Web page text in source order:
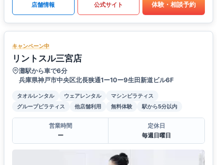
店舗情報 公式サイト 体験・相談予約
キャンペーン中
リントスル三宮店
灘駅から車で6分
兵庫県神戸市中央区北長狭通1ー10ー9生田新道ビル6F
タオルレンタル ウェアレンタル
マシンピラティス
グループピラティス
他店舗利用 無料体験 駅から5分以内
営業時間
ー
定休日
毎週日曜日